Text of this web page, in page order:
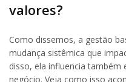
valores?
Como dissemos, a gestão
mudança sistêmica que
disso, ela influencia também
negócio. Veja como isso